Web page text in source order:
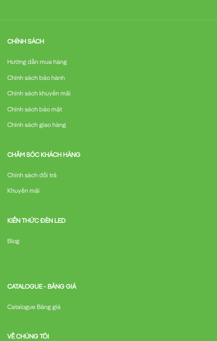
CHÍNH SÁCH
Hướng dẫn mua hàng
Chính sách bảo hành
Chính sách khuyến mãi
Chính sách bảo mật
Chính sách giao hàng
CHĂM SÓC KHÁCH HÀNG
Chính sách đổi trả
Khuyến mãi
KIẾN THỨC ĐÈN LED
Blog
CATALOGUE - BẢNG GIÁ
Catalogue Bảng giá
VỀ CHÚNG TÔI